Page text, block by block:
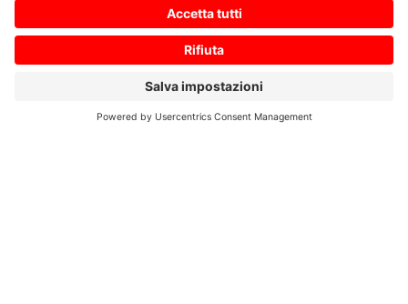
//Controllo numerico
computerizzato (CNC)